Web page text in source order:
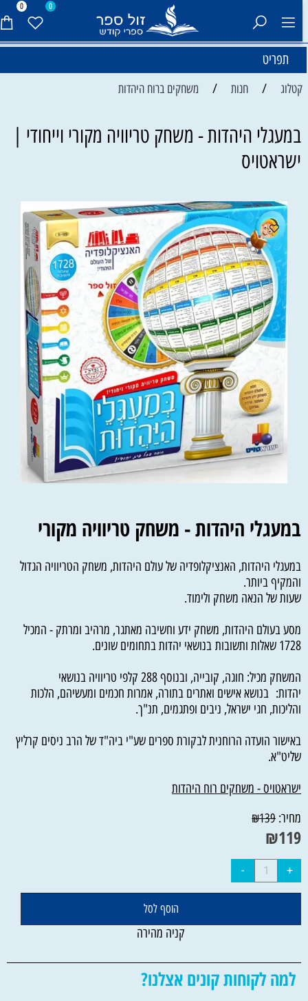
0 0
תפריט
קטלוג / חנות / משחקים ברוח היהדות
במעגלי היהדות - משחק טריוויה מקורי וייחודי |
ישראטויס
במעגלי היהדות - משחק טריוויה מקורי
במעגלי היהדות, האנציקלופדיה של עולם היהדות, משחק הטריוויה הגדול
והמקיף ביותר.
שעות של הנאה משחק ולימוד.
מסע בעולם היהדות, משחק ידע וחשיבה מאתגר, מרהיב ומרתק - המכיל
1728 שאלות ותשובות בנושאי יהדות בתחומים שונים.
המשחק מכיל: חוגה, קובייה, ובנוסף 288 קלפי טריוויה בנושאי
יהדות: בנושא אישים ואתרים בתורה, אמרות חכמים ומעשיהם, הלכות
והליכות, חגי ישראל, ניבים ופתגמים, תנ"ך.
באישור הועדה הרוחנית לבקורת ספרים שע"י ביה"ד של הרב ניסים קרליץ
שליט"א.
ישראטויס - משחקים רוח היהדות
מחיר:
₪139
₪119
הוסף לסל
קניה מהירה
למה לקוחות קונים אצלנו?